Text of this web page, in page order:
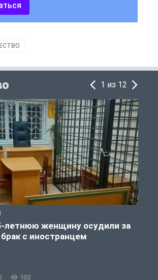
1 из 12
летнюю женщину осудили за
с иностранцем
102